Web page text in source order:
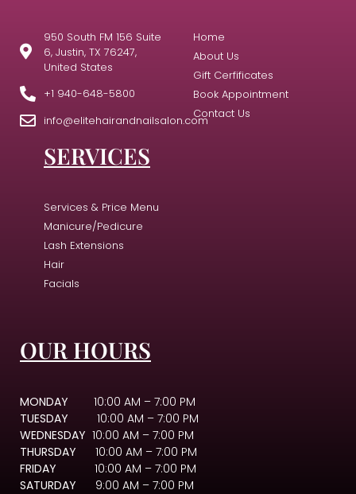
950 South FM 156 Suite
6, Justin, TX 76247,
United States
+1 940-648-5800
info@elitehairandnailsalon.com
Home
About Us
Gift Cerfificates
Book Appointment
Contact Us
SERVICES
Services & Price Menu
Manicure/Pedicure
Lash Extensions
Hair
Facials
OUR HOURS
MONDAY 10:00 AM – 7:00 PM
TUESDAY
10:00 AM – 7:00 PM
WEDNESDAY 10:00 AM – 7:00 PM
THURSDAY 10:00 AM – 7:00 PM
FRIDAY 10:00 AM – 7:00 PM
SATURDAY 9:00 AM – 7:00 PM